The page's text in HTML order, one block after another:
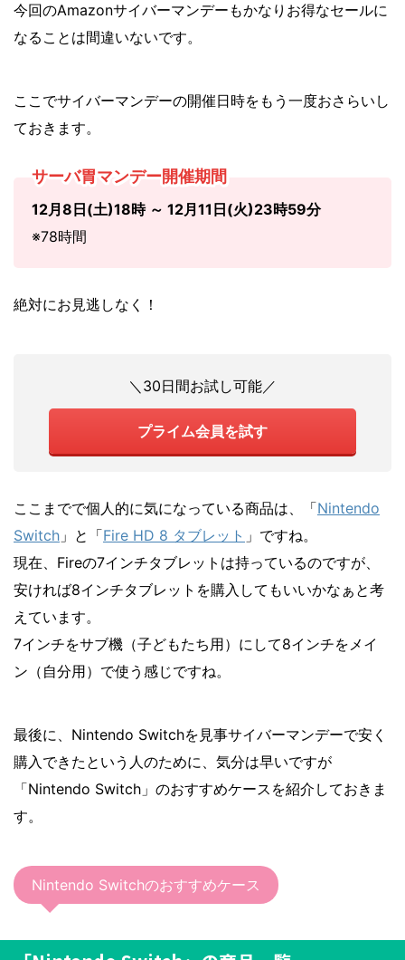
今回のAmazonサイバーマンデーもかなりお得なセールに
なることは間違いないです。
ここでサイバーマンデーの開催日時をもう一度おさらいし
ておきます。
サーバ胃マンデー開催期間
12月8日(土)18時 ～ 12月11日(火)23時59分
※78時間
絶対にお見逃しなく！
＼30日間お試し可能／
プライム会員を試す
ここまでで個人的に気になっている商品は、「Nintendo
Switch 」と「Fire HD 8 タブレット 」ですね。
現在、Fireの7インチタブレットは持っているのですが、
安ければ8インチタブレットを購入してもいいかなぁと考
えています。
7インチをサブ機（子どもたち用）にして8インチをメイ
ン（自分用）で使う感じですね。
最後に、Nintendo Switchを見事サイバーマンデーで安く
購入できたという人のために、気分は早いですが
「Nintendo Switch」のおすすめケースを紹介しておきま
す。
Nintendo Switchのおすすめケース